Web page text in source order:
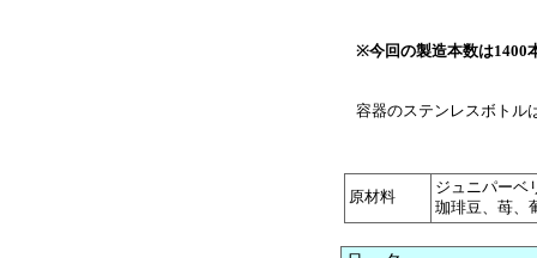
※今回の製造本数は1400
容器のステンレスボトル
原材料
ジュニパーベ
珈琲豆、苺、